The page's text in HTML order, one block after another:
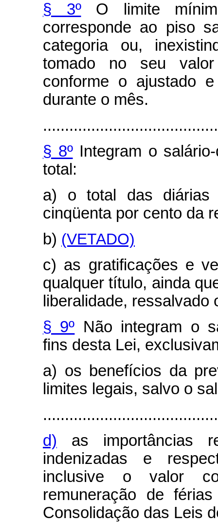
§ 3ºO limite mínimo
corresponde ao piso
categoria ou,
tomado no seu
conforme o ajustado
durante o mês.
§ 8ºIntegram o
total:
a) o total das diárias
cinqüenta por cento da
b) (VETADO)
c) as gratificações e
qualquer título, ainda
liberalidade, ressalvado
§ 9º Não integram o
fins desta Lei,
a) os benefícios da
limites legais, salvo o
d) as importâncias
indenizadas e
inclusive o valor
remuneração de
Consolidação das Leis